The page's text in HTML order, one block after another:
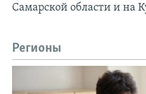
Самарской области и на
Регионы